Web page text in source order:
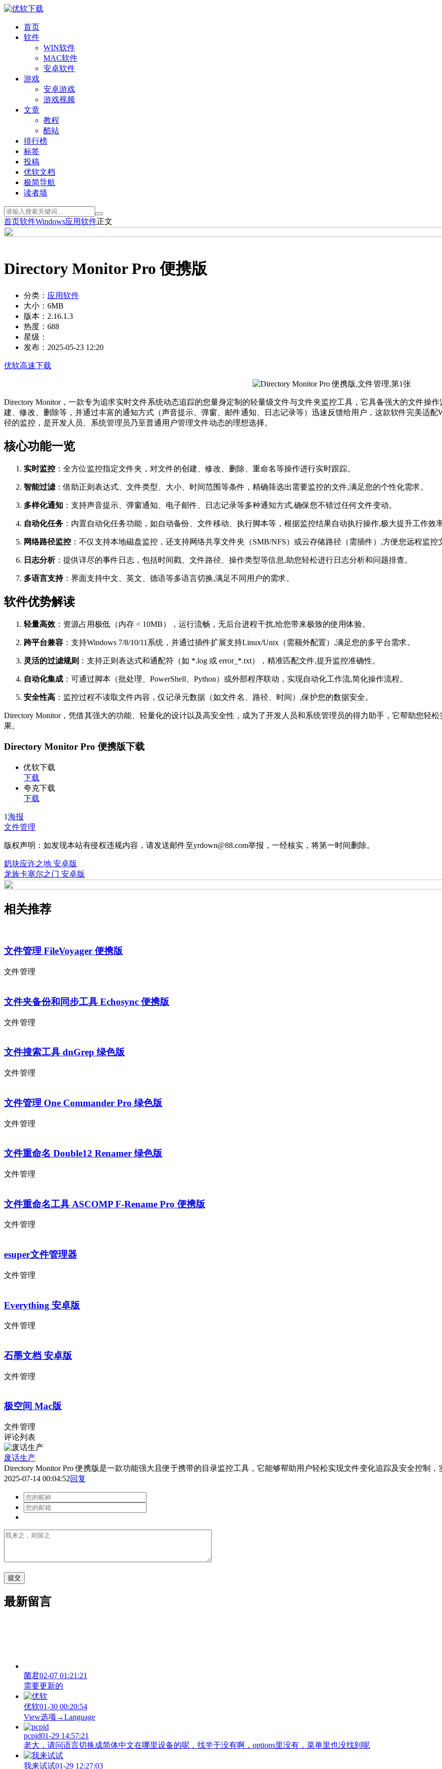
首页
软件
WIN软件
MAC软件
安卓软件
游戏
安卓游戏
游戏视频
文章
教程
酷站
排行榜
标签
投稿
优软文档
极简导航
读者墙
首页软件Windows应用软件正文
Directory Monitor Pro 便携版
分类： 应用软件
大小： 6MB
版本： 2.16.1.3
热度： 688
星级：
发布： 2025-05-23 12:20
优软高速下载
Directory Monitor，一款专为追求实时文件系统动态追踪的您量身定制的轻量级文件与文件夹监控工具，它具备强大的文件操
建、修改、删除等，并通过丰富的通知方式（声音提示、弹窗、邮件通知、日志记录等）迅速反馈给用户，这款软件完美适
径的监控，是开发人员、系统管理员乃至普通用户管理文件动态的理想选择。
核心功能一览
实时监控 ：全方位监控指定文件夹，对文件的创建、修改、删除、重命名等操作进行实时跟踪。
智能过滤 ：借助正则表达式、文件类型、大小、时间范围等条件，精确筛选出需要监控的文件,满足您的个性化需求。
多样化通知 ：支持声音提示、弹窗通知、电子邮件、日志记录等多种通知方式,确保您不错过任何文件变动。
自动化任务 ：内置自动化任务功能，如自动备份、文件移动、执行脚本等，根据监控结果自动执行操作,极大提升工作效率
网络路径监控 ：不仅支持本地磁盘监控，还支持网络共享文件夹（SMB/NFS）或云存储路径（需插件）,方便您远程监控
日志分析：提供详尽的事件日志，包括时间戳、文件路径、操作类型等信息,助您轻松进行日志分析和问题排查。
多语言支持：界面支持中文、英文、德语等多语言切换,满足不同用户的需求。
软件优势解读
轻量高效 ：资源占用极低（内存 < 10MB），运行流畅，无后台进程干扰,给您带来极致的使用体验。
跨平台兼容 ：支持Windows 7/8/10/11系统，并通过插件扩展支持Linux/Unix（需额外配置）,满足您的多平台需求。
灵活的过滤规则 ：支持正则表达式和通配符（如 *.log 或 error_*.txt），精准匹配文件,提升监控准确性。
自动化集成 ：可通过脚本（批处理、PowerShell、Python）或外部程序联动，实现自动化工作流,简化操作流程。
安全性高 ：监控过程不读取文件内容，仅记录元数据（如文件名、路径、时间）,保护您的数据安全。
Directory Monitor，凭借其强大的功能、轻量化的设计以及高安全性，成为了开发人员和系统管理员的得力助手，它帮助您轻
果。
Directory Monitor Pro 便携版下载
优软下载
下载
夸克下载
下载
1海报
文件管理
版权声明：如发现本站有侵权违规内容，请发送邮件至yrdown@88.com举报，一经核实，将第一时间删除。
奶块应许之地 安卓版
龙族卡塞尔之门 安卓版
相关推荐
文件管理 FileVoyager 便携版
文件管理
文件夹备份和同步工具 Echosync 便携版
文件管理
文件搜索工具 dnGrep 绿色版
文件管理
文件管理 One Commander Pro 绿色版
文件管理
文件重命名 Double12 Renamer 绿色版
文件管理
文件重命名工具 ASCOMP F-Rename Pro 便携版
文件管理
esuper文件管理器
文件管理
Everything 安卓版
文件管理
石墨文档 安卓版
文件管理
极空间 Mac版
文件管理
评论列表
废话生产
Directory Monitor Pro 便携版是一款功能强大且便于携带的目录监控工具，它能够帮助用户轻松实现文件变化追踪及安全控制，
2025-07-14 00:04:52回复
最新留言
菌君02-07 01:21:21
需要更新的
优软01-30 00:20:54
View‌选项→Language
pcpid01-29 14:57:21
老大，请问语言切换成简体中文在哪里设备的呢，找半于没有啊，options里没有，菜单里也没找到呢
我来试试01-29 12:27:03